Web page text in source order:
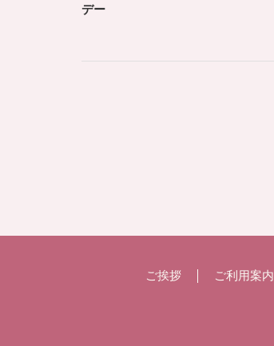
デー
ご挨拶 ご利用案内